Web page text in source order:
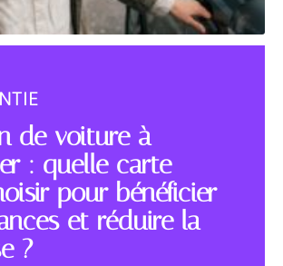
de voiture à
: quelle carte
pour bénéficier
et réduire la
?